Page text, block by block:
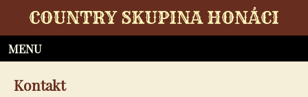
COUNTRY SKUPINA HONÁCI
Kontakt